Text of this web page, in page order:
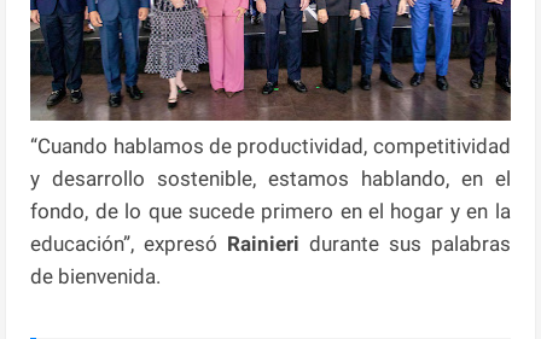
“Cuando hablamos de productividad, competitividad
y desarrollo sostenible, estamos hablando, en el
fondo, de lo que sucede primero en el hogar y en la
educación”, expresó Rainieri durante sus palabras
de bienvenida.